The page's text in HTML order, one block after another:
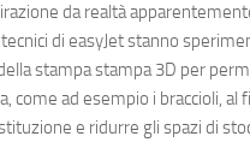
da realtà
di easyJet stanno
stampa stampa 3D per
come ad esempio i braccioli, al
e ridurre gli spazi di